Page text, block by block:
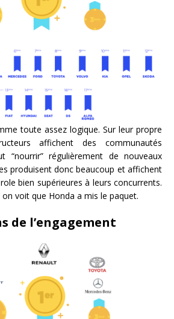
toute assez logique. Sur leur propre
affichent des communautés
“nourrir” régulièrement de nouveaux
produisent donc beaucoup et affichent
bien supérieures à leurs concurrents.
voit que Honda a mis le paquet.
de l’engagement